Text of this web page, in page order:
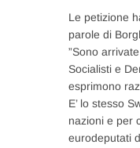
Le petizione
parole di
”Sono
Socialisti e
esprimono
E’ lo stesso
nazioni e per
eurodeputati